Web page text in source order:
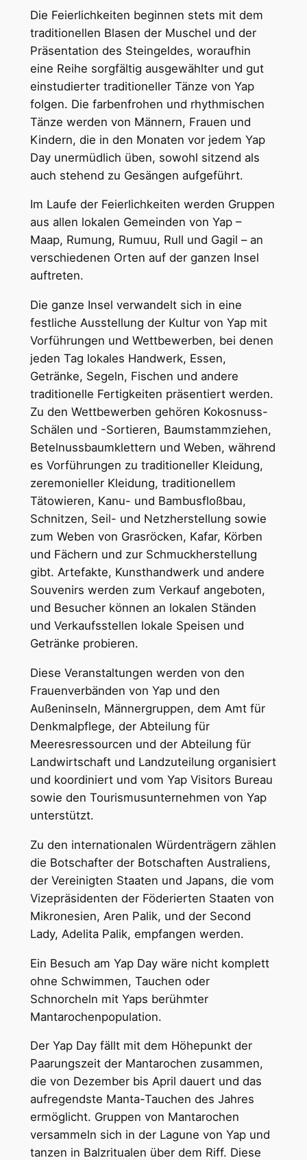
Die Feierlichkeiten beginnen stets mit dem
traditionellen Blasen der Muschel und der
Präsentation des Steingeldes, woraufhin
eine Reihe sorgfältig ausgewählter und gut
einstudierter traditioneller Tänze von Yap
folgen. Die farbenfrohen und rhythmischen
Tänze werden von Männern, Frauen und
Kindern, die in den Monaten vor jedem Yap
Day unermüdlich üben, sowohl sitzend als
auch stehend zu Gesängen aufgeführt.
Im Laufe der Feierlichkeiten werden Gruppen
aus allen lokalen Gemeinden von Yap –
Maap, Rumung, Rumuu, Rull und Gagil – an
verschiedenen Orten auf der ganzen Insel
auftreten.
Die ganze Insel verwandelt sich in eine
festliche Ausstellung der Kultur von Yap mit
Vorführungen und Wettbewerben, bei denen
jeden Tag lokales Handwerk, Essen,
Getränke, Segeln, Fischen und andere
traditionelle Fertigkeiten präsentiert werden.
Zu den Wettbewerben gehören Kokosnuss-
Schälen und -Sortieren, Baumstammziehen,
Betelnussbaumklettern und Weben, während
es Vorführungen zu traditioneller Kleidung,
zeremonieller Kleidung, traditionellem
Tätowieren, Kanu- und Bambusfloßbau,
Schnitzen, Seil- und Netzherstellung sowie
zum Weben von Grasröcken, Kafar, Körben
und Fächern und zur Schmuckherstellung
gibt. Artefakte, Kunsthandwerk und andere
Souvenirs werden zum Verkauf angeboten,
und Besucher können an lokalen Ständen
und Verkaufsstellen lokale Speisen und
Getränke probieren.
Diese Veranstaltungen werden von den
Frauenverbänden von Yap und den
Außeninseln, Männergruppen, dem Amt für
Denkmalpflege, der Abteilung für
Meeresressourcen und der Abteilung für
Landwirtschaft und Landzuteilung organisiert
und koordiniert und vom Yap Visitors Bureau
sowie den Tourismusunternehmen von Yap
unterstützt.
Zu den internationalen Würdenträgern zählen
die Botschafter der Botschaften Australiens,
der Vereinigten Staaten und Japans, die vom
Vizepräsidenten der Föderierten Staaten von
Mikronesien, Aren Palik, und der Second
Lady, Adelita Palik, empfangen werden.
Ein Besuch am Yap Day wäre nicht komplett
ohne Schwimmen, Tauchen oder
Schnorcheln mit Yaps berühmter
Mantarochenpopulation.
Der Yap Day fällt mit dem Höhepunkt der
Paarungszeit der Mantarochen zusammen,
die von Dezember bis April dauert und das
aufregendste Manta-Tauchen des Jahres
ermöglicht. Gruppen von Mantarochen
versammeln sich in der Lagune von Yap und
tanzen in Balzritualen über dem Riff. Diese